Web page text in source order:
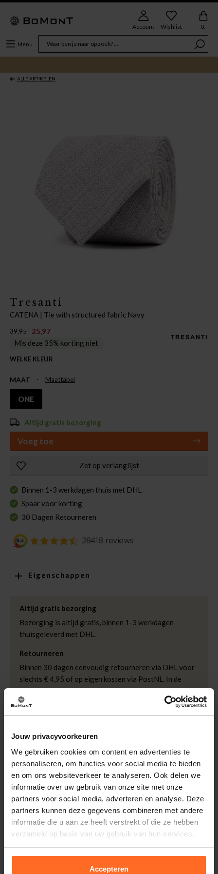
Jouw privacyvoorkeuren
We gebruiken cookies om content en advertenties te
personaliseren, om functies voor social media te bieden
en om ons websiteverkeer te analyseren. Ook delen we
informatie over uw gebruik van onze site met onze
partners voor social media, adverteren en analyse. Deze
partners kunnen deze gegevens combineren met andere
informatie die u aan ze heeft verstrekt of die ze hebben
verzameld op basis van uw gebruik van hun services.
Accepteren
Menu
Account Wishlist 0,-
ALLE ARTIKELEN
Tresanti
CATENA | Tie with structured fabric Navy
39,95
25,97
Mis deze 35% korting niet
WELKE KLEUR
MAAT Maattabel
ONE
Altijd gratis bezorging
Voeg toe
Zet op verlanglijst
Binnen 1-3 werkdagen thuis met DHL
Spaar voor korting
30 Dagen Retourneren
Eigenschappen
Leveranciersnummer
Categorie
Alle artikelen
Merk
Doelgroep
Kleur
Altijd gratis bezorging
Bezorging is altijd gratis, binnen 1-3 werkdagen
thuisgeleverd met DHL.
Retourneren
Binnen 30 dagen eenvoudig retourneren via DHL voor
slechts € 4,95 of op eigen kosten via PostNL. In de
Bomont winkels kunt u ook gratis retourneren.
Betalen
één van de vele betaalopties.
5% Spaarbonus
Besteed € 100,- binnen een half jaar en krijg € 5,- retour
in de vorm van een waardecheque. Log in je account en
bekijk evt. openstaande waardecheques en je
puntensaldo.